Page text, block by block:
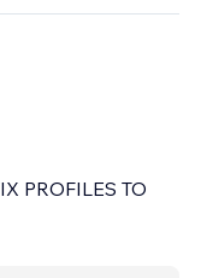
PROFILES TO